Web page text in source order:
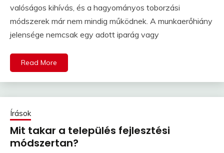
valóságos kihívás, és a hagyományos toborzási
módszerek már nem mindig működnek. A munkaerőhiány
jelensége nemcsak egy adott iparág vagy
Read More
Írások
Mit takar a település fejlesztési
módszertan?